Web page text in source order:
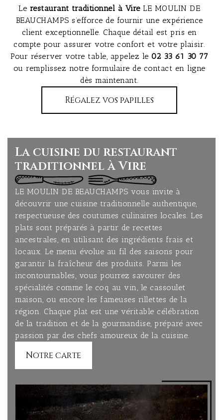
Le restaurant traditionnel à VireLE MOULIN DE
BEAUCHAMPS s’efforce de fournir une expérience
client exceptionnelle. Chaque détail est pris en
compte pour assurer votre confort et votre plaisir.
Pour réserver votre table, appelez le 02 33 61 30 77
ou remplissez notre formulaire de contact en ligne
dès maintenant.
Régalez vos papilles
La cuisine du restaurant
traditionnel à Vire
LE MOULIN DE BEAUCHAMPS vous invite à
découvrir une cuisine traditionnelle authentique,
respectueuse des coutumes culinaires locales. Les
plats sont préparés à partir de recettes
ancestrales, en utilisant des ingrédients frais et
locaux. Le menu évolue au fil des saisons pour
garantir la fraîcheur des produits. Parmi les
incontournables, vous pourrez savourer des
spécialités comme le coq au vin, le cassoulet
maison, ou encore les fameuses rillettes de la
région. Chaque plat est une véritable célébration
de la tradition et de la gourmandise, préparé avec
passion par des chefs amoureux de la cuisine.
Notre carte